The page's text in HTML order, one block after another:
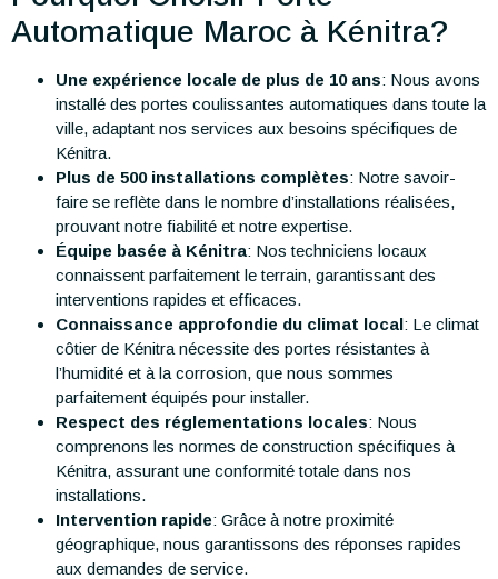
Automatique Maroc à Kénitra?
Une expérience locale de plus de 10 ans: Nous avons
installé des portes coulissantes automatiques dans toute la
ville, adaptant nos services aux besoins spécifiques de
Kénitra.
Plus de 500 installations complètes: Notre savoir-
faire se reflète dans le nombre d’installations réalisées,
prouvant notre fiabilité et notre expertise.
Équipe basée à Kénitra: Nos techniciens locaux
connaissent parfaitement le terrain, garantissant des
interventions rapides et efficaces.
Connaissance approfondie du climat local: Le climat
côtier de Kénitra nécessite des portes résistantes à
l’humidité et à la corrosion, que nous sommes
parfaitement équipés pour installer.
Respect des réglementations locales: Nous
comprenons les normes de construction spécifiques à
Kénitra, assurant une conformité totale dans nos
installations.
Intervention rapide: Grâce à notre proximité
géographique, nous garantissons des réponses rapides
aux demandes de service.